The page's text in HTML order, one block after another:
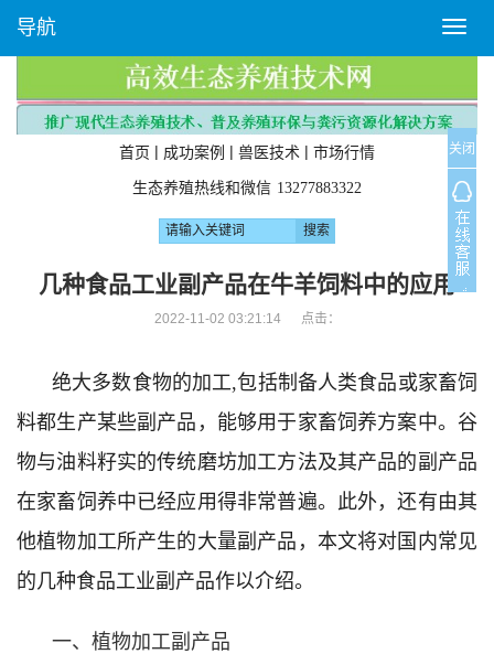
T
o
g
l
e
n
a
v
i
g
a
o
n
导航
首页 | 成功案例 | 兽医技术 | 市场行情
生态养殖热线和微信 13277883322
几种食品工业副产品在牛羊饲料中的应用
2022-11-02 03:21:14 点击：
绝大多数食物的加工,包括制备人类食品或家畜饲
料都生产某些副产品，能够用于家畜饲养方案中。谷
物与油料籽实的传统磨坊加工方法及其产品的副产品
在家畜饲养中已经应用得非常普遍。此外，还有由其
他植物加工所产生的大量副产品，本文将对国内常见
的几种食品工业副产品作以介绍。
一、植物加工副产品
关闭